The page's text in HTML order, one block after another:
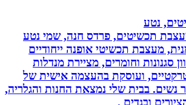
תכשיטים, פרדס חנה, שמי נטע
מעצבת תכשיטי אופנה ייחודיים
וחומרים, מציירת מנדלות
ועוסקת בהעצמה אישית של
בבית שלי נמצאת החנות והגלריה,
ובגדים .